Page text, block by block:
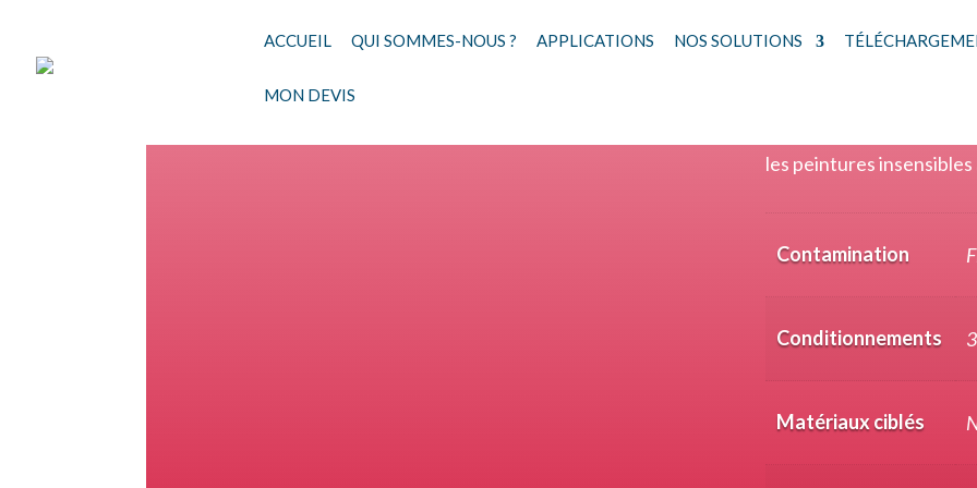
ACCUEIL QUI SOMMES-NOUS ? APPLICATIONS NOS SOLUTIONS
MON DEVIS
BIODECAP
les peintures
Contamination
Conditionnements
Matériaux ciblés